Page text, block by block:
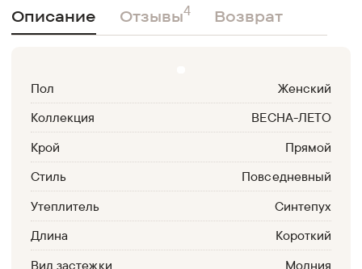
Описание Отзывы4 Возврат
Пол
Женский
Коллекция
ВЕСНА-ЛЕТО
Крой
Прямой
Стиль
Повседневный
Утеплитель
Синтепух
Длина
Короткий
Вид застежки
Молния